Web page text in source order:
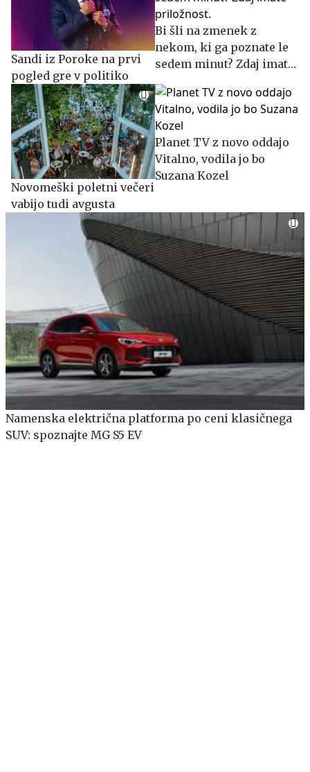
Sandi iz Poroke na prvi
pogled gre v politiko
Bi šli na zmenek z
nekom, ki ga poznate le
sedem minut? Zdaj imate
Novomeški poletni večeri
vabijo tudi avgusta
Planet TV z novo oddajo
Vitalno, vodila jo bo
Suzana Kozel
Namenska električna platforma po ceni klasičnega
SUV: spoznajte MG S5 EV